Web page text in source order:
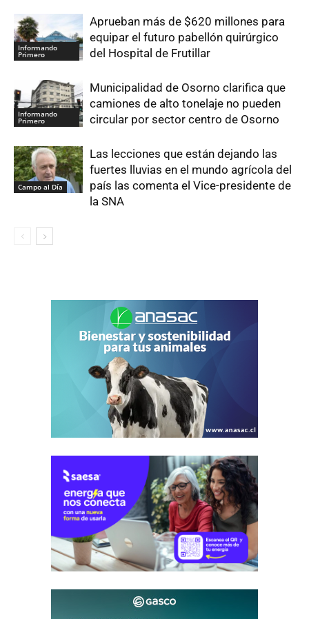
Informando
Primero
Aprueban más de $620 millones para
equipar el futuro pabellón quirúrgico
del Hospital de Frutillar
Informando
Primero
Municipalidad de Osorno clarifica que
camiones de alto tonelaje no pueden
circular por sector centro de Osorno
Campo al Día
Las lecciones que están dejando las
fuertes lluvias en el mundo agrícola del
país las comenta el Vice-presidente de
la SNA